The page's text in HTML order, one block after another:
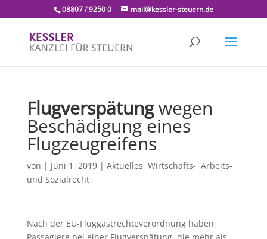
08807 / 9250 0 mail@kessler-steuern.de
Flugverspätungwegen
Beschädigung eines
Flugzeugreifens
von | Juni 1, 2019| Aktuelles, Wirtschafts-, Arbeits-
und Sozialrecht
Nach der EU-Fluggastrechteverordnung haben